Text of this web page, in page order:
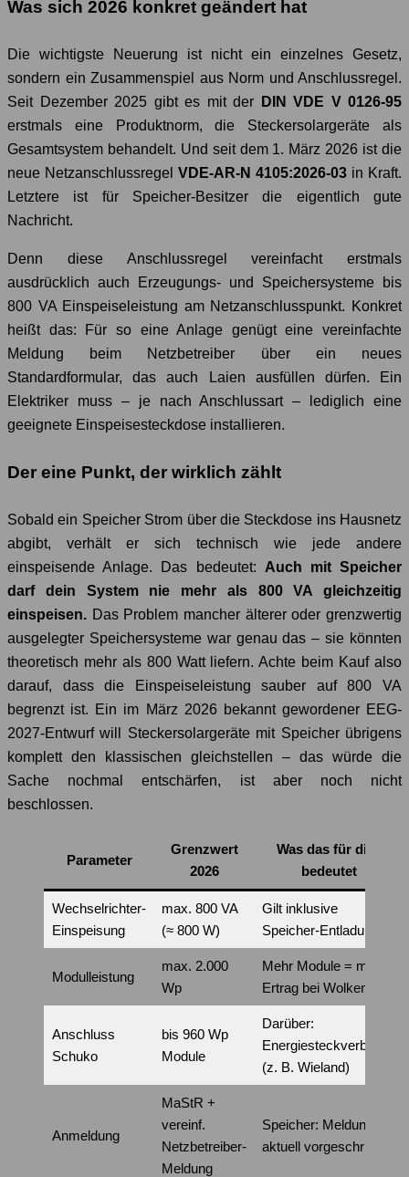
Was sich 2026 konkret geändert hat
Die wichtigste Neuerung ist nicht ein einzelnes Gesetz,
sondern ein Zusammenspiel aus Norm und Anschlussregel.
Seit Dezember 2025 gibt es mit der
DIN VDE V 0126-95
erstmals eine Produktnorm, die Steckersolargeräte als
Gesamtsystem behandelt. Und seit dem 1. März 2026 ist die
neue Netzanschlussregel VDE-AR-N 4105:2026-03 in Kraft.
Letztere ist für Speicher-Besitzer die eigentlich gute
Nachricht.
Denn diese Anschlussregel vereinfacht erstmals
ausdrücklich auch Erzeugungs- und Speichersysteme bis
800 VA Einspeiseleistung am Netzanschlusspunkt. Konkret
heißt das: Für so eine Anlage genügt eine vereinfachte
Meldung beim Netzbetreiber über ein neues
Standardformular, das auch Laien ausfüllen dürfen. Ein
Elektriker muss – je nach Anschlussart – lediglich eine
geeignete Einspeisesteckdose installieren.
Der eine Punkt, der wirklich zählt
Sobald ein Speicher Strom über die Steckdose ins Hausnetz
abgibt, verhält er sich technisch wie jede andere
einspeisende Anlage. Das bedeutet: Auch mit Speicher
darf dein System nie mehr als 800 VA gleichzeitig
einspeisen. Das Problem mancher älterer oder grenzwertig
ausgelegter Speichersysteme war genau das – sie könnten
theoretisch mehr als 800 Watt liefern. Achte beim Kauf also
darauf, dass die Einspeiseleistung sauber auf 800 VA
begrenzt ist. Ein im März 2026 bekannt gewordener EEG-
2027-Entwurf will Steckersolargeräte mit Speicher übrigens
komplett den klassischen gleichstellen – das würde die
Sache nochmal entschärfen, ist aber noch nicht
beschlossen.
Parameter
Grenzwert
2026
Was das für dich
bedeutet
Wechselrichter-
Einspeisung
max. 800 VA
(≈ 800 W)
Gilt inklusive
Speicher-Entladung
Modulleistung
max. 2.000
Wp
Mehr Module = mehr
Ertrag bei Wolken
Anschluss
Schuko
bis 960 Wp
Module
Darüber:
Energiesteckverbinder
(z. B. Wieland)
Anmeldung
MaStR +
vereinf.
Netzbetreiber-
Meldung
Speicher: Meldung
aktuell vorgeschrieben